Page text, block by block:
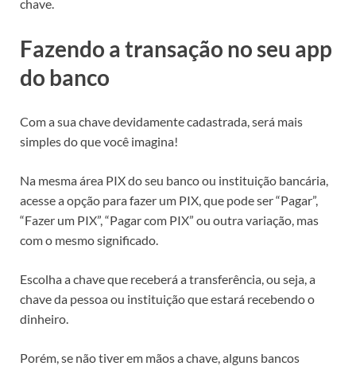
chave.
Fazendo a transação no seu app
do banco
Com a sua chave devidamente cadastrada, será mais
simples do que você imagina!
Na mesma área PIX do seu banco ou instituição bancária,
acesse a opção para fazer um PIX, que pode ser “Pagar”,
“Fazer um PIX”, “Pagar com PIX” ou outra variação, mas
com o mesmo significado.
Escolha a chave que receberá a transferência, ou seja, a
chave da pessoa ou instituição que estará recebendo o
dinheiro.
Porém, se não tiver em mãos a chave, alguns bancos